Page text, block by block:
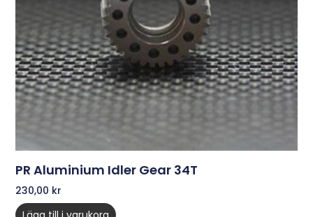
PR Aluminium Idler Gear 34T
230,00 kr